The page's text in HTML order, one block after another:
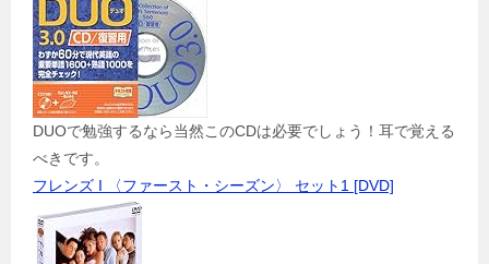
DUOで勉強するなら当然このCDは必要でしょう！耳で覚える
べきです。
フレンズ I 〈ファースト・シーズン〉 セット1 [DVD]